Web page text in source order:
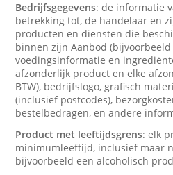
Bedrijfsgegevens: de informatie
betrekking tot, de handelaar en
producten en diensten die
binnen zijn Aanbod
voedingsinformatie en
afzonderlijk product en elke
BTW), bedrijfslogo, grafisch
(inclusief postcodes),
bestelbedragen, en andere
Product met leeftijdsgrens: elk
minimumleeftijd, inclusief maar
bijvoorbeeld een alcoholisch